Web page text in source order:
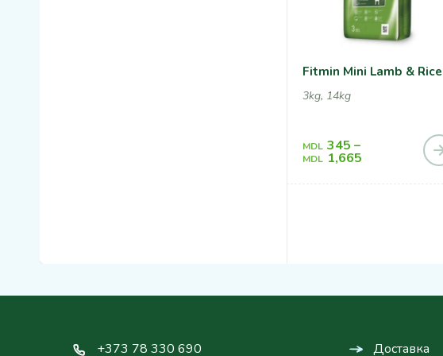
Fitmin Mini Lamb & Rice
3kg, 14kg
MDL 345 –
MDL 1,665